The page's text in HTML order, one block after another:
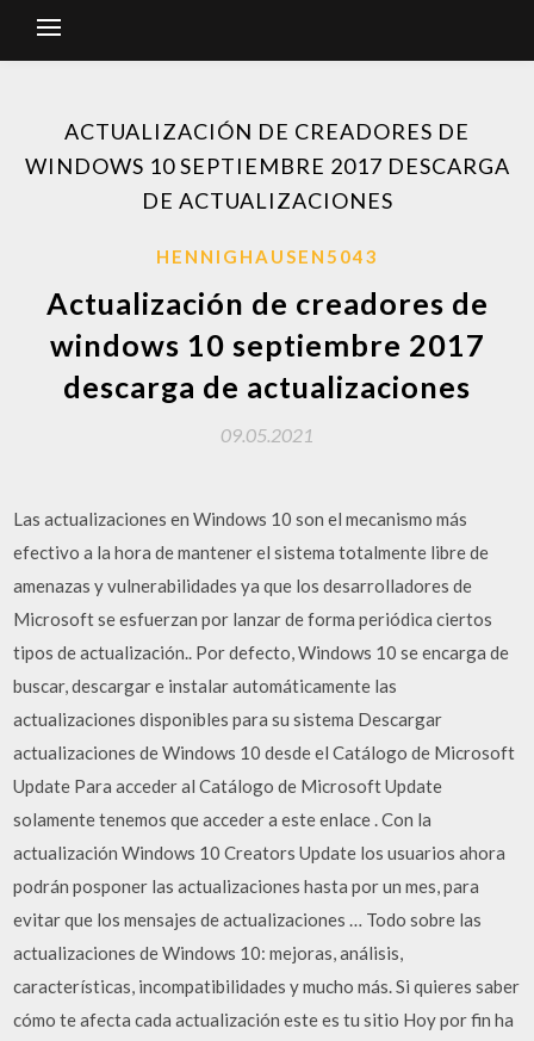
ACTUALIZACIÓN DE CREADORES DE
WINDOWS 10 SEPTIEMBRE 2017 DESCARGA
DE ACTUALIZACIONES
HENNIGHAUSEN5043
Actualización de creadores de
windows 10 septiembre 2017
descarga de actualizaciones
09.05.2021
Las actualizaciones en Windows 10 son el mecanismo más
efectivo a la hora de mantener el sistema totalmente libre de
amenazas y vulnerabilidades ya que los desarrolladores de
Microsoft se esfuerzan por lanzar de forma periódica ciertos
tipos de actualización.. Por defecto, Windows 10 se encarga de
buscar, descargar e instalar automáticamente las
actualizaciones disponibles para su sistema Descargar
actualizaciones de Windows 10 desde el Catálogo de Microsoft
Update Para acceder al Catálogo de Microsoft Update
solamente tenemos que acceder a este enlace . Con la
actualización Windows 10 Creators Update los usuarios ahora
podrán posponer las actualizaciones hasta por un mes, para
evitar que los mensajes de actualizaciones … Todo sobre las
actualizaciones de Windows 10: mejoras, análisis,
características, incompatibilidades y mucho más. Si quieres saber
cómo te afecta cada actualización este es tu sitio Hoy por fin ha